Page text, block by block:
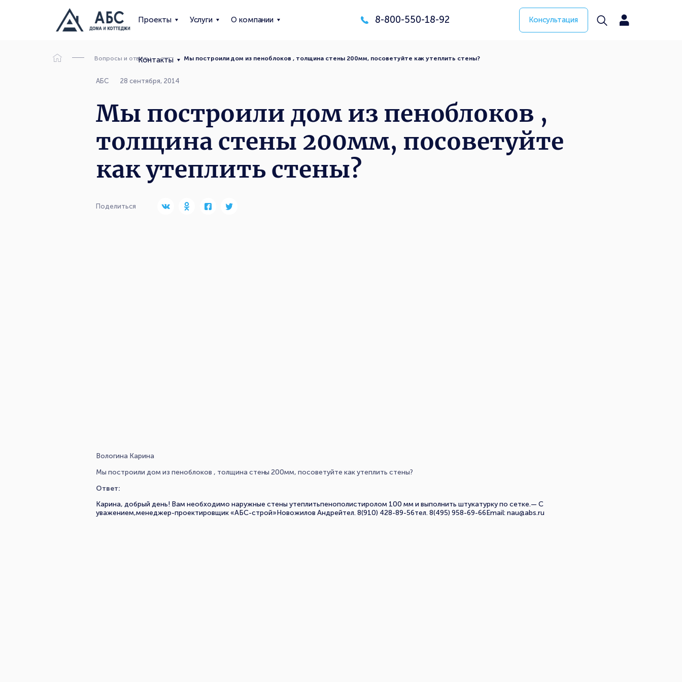
Проекты Услуги О компании
Контакты
8-800-550-18-92 Консультация
Вопросы и ответы Мы построили дом из пеноблоков , толщина стены 200мм, посоветуйте как утеплить стены?
АБС 28 сентября, 2014
Мы построили дом из пеноблоков ,
толщина стены 200мм, посоветуйте
как утеплить стены?
Поделиться
Вологина Карина
Мы построили дом из пеноблоков , толщина стены 200мм, посоветуйте как утеплить стены?
Ответ:
Карина, добрый день! Вам необходимо наружные стены утеплитьпенополистиролом 100 мм и выполнить штукатурку по сетке.— С
уважением,менеджер-проектировщик «АБС-строй»Новожилов Андрейтел. 8(910) 428-89-56тел. 8(495) 958-69-66Email: nau@abs.ru